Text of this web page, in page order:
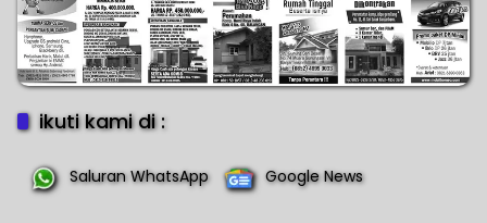
ikuti kami di :
Saluran WhatsApp Google News